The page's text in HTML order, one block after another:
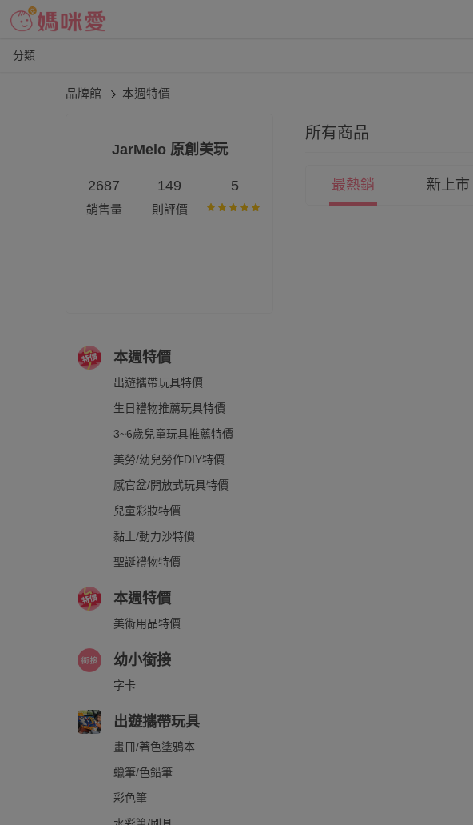
分類
品牌館 本週特價
JarMelo 原創美玩
2687
銷售量
149
則評價
5
本週特價
出遊攜帶玩具特價
生日禮物推薦玩具特價
3~6歲兒童玩具推薦特價
美勞/幼兒勞作DIY特價
感官盆/開放式玩具特價
兒童彩妝特價
黏土/動力沙特價
聖誕禮物特價
本週特價
美術用品特價
幼小銜接
字卡
出遊攜帶玩具
畫冊/著色塗鴉本
蠟筆/色鉛筆
彩色筆
所有商品
最熱銷 新上市